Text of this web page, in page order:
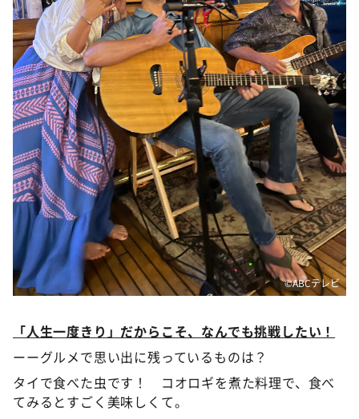
©️ABCテレビ
「人生一度きり」だからこそ、なんでも挑戦したい！
ーーグルメで思い出に残っているものは？
タイで食べた虫です！ コオロギを煮た料理で、食べ
てみるとすごく美味しくて。